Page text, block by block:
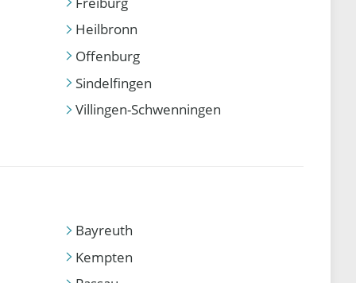
Heilbronn
Offenburg
Sindelfingen
Villingen-Schwenningen
Bayreuth
Kempten